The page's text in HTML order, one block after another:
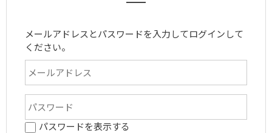
メールアドレスとパスワードを入力してログインして
ください。
パスワードを表示する